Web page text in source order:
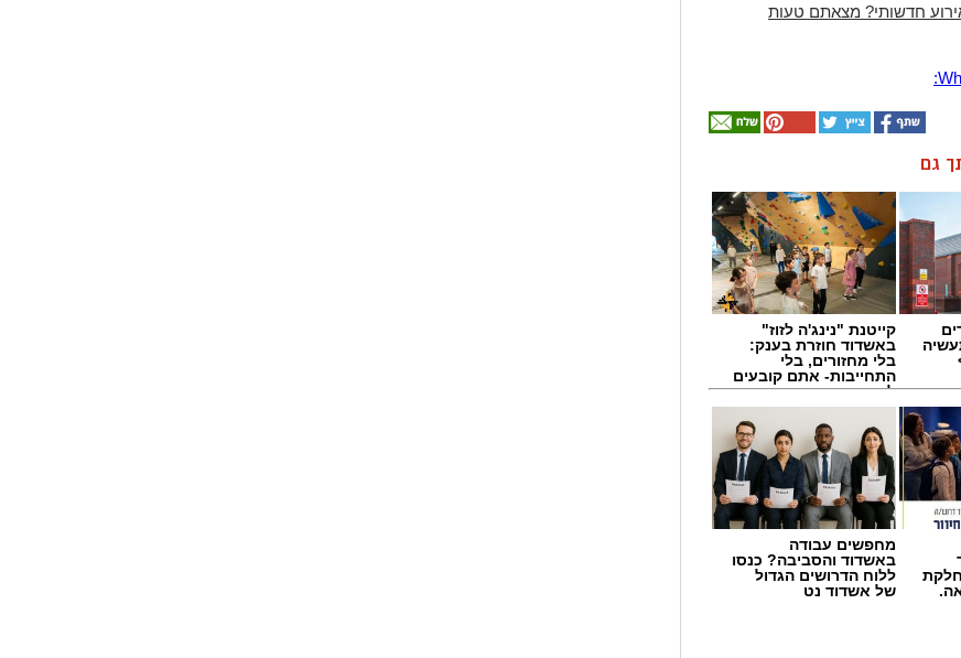
חדשותי? מצאתם טעות
גם
קייטנת "נינג'ה לזוז"
באשדוד חוזרת בענק:
בלי מחזורים, בלי
התחייבות- אתם קובעים
לכמה ואיזה ימים
להירשם!
מחפשים עבודה
באשדוד והסביבה? כנסו
ללוח הדרושים הגדול
של אשדוד נט